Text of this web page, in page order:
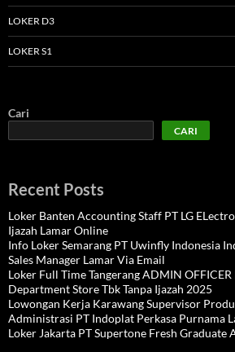
LOKER D3
LOKER S1
Cari
CARI
Recent Posts
Loker Banten Accounting Staff PT LG
Ijazah Lamar Online
Info Loker Semarang PT Uwinfly Indonesia
Sales Manager Lamar Via Email
Loker Full Time Tangerang ADMIN
Department Store Tbk Tanpa Ijazah 2025
Lowongan Kerja Karawang Supervisor
Administrasi PT Indoplat Perkasa Purnama
Loker Jakarta PT Supertone Fresh Graduate